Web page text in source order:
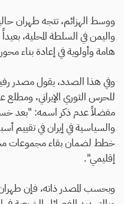
ووسط الهزائم، تتجه طهران
واليمن في السلطة المحلية،
هامة وأولوية في إعادة بناء محور
وفي هذا الصدد، يقول مصدر
للحرس الثوري الإيراني،
مفضلاً عدم ذكر اسمه: "بعد
والسياسية في إيران في تقييم
خطط لضمان بقاء مجموعات
إقليمي".
وبحسب المصدر ذاته، فإن